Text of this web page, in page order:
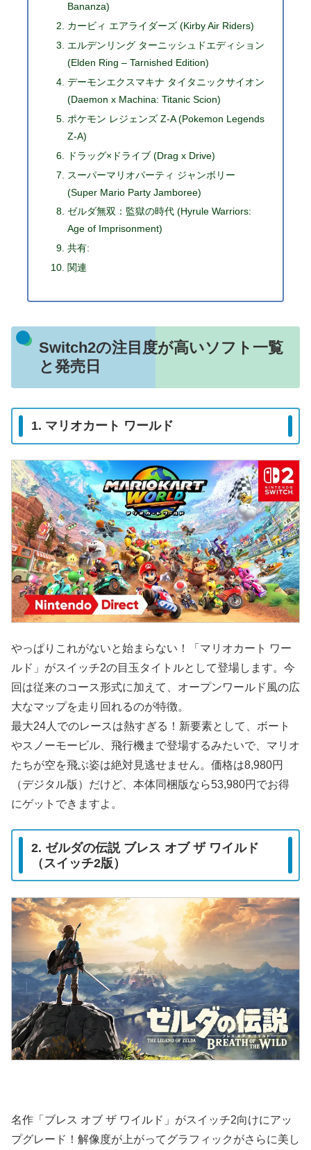
Bananza)
カービィ エアライダーズ (Kirby Air Riders)
エルデンリング ターニッシュドエディション
(Elden Ring – Tarnished Edition)
デーモンエクスマキナ タイタニックサイオン
(Daemon x Machina: Titanic Scion)
ポケモン レジェンズ Z-A (Pokemon Legends
Z-A)
ドラッグ×ドライブ (Drag x Drive)
スーパーマリオパーティ ジャンボリー
(Super Mario Party Jamboree)
ゼルダ無双：監獄の時代 (Hyrule Warriors:
Age of Imprisonment)
共有:
関連
Switch2の注目度が高いソフト一覧
と発売日
1. マリオカート ワールド
やっぱりこれがないと始まらない！「マリオカート ワー
ルド」がスイッチ2の目玉タイトルとして登場します。今
回は従来のコース形式に加えて、オープンワールド風の広
大なマップを走り回れるのが特徴。
最大24人でのレースは熱すぎる！新要素として、ボート
やスノーモービル、飛行機まで登場するみたいで、マリオ
たちが空を飛ぶ姿は絶対見逃せません。価格は8,980円
（デジタル版）だけど、本体同梱版なら53,980円でお得
にゲットできますよ。
2. ゼルダの伝説 ブレス オブ ザ ワイルド
（スイッチ2版）
名作「ブレス オブ ザ ワイルド」がスイッチ2向けにアッ
プグレード！解像度が上がってグラフィックがさらに美し